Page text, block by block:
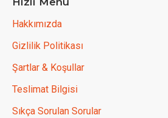
Hakkımızda
Gizlilik Politikası
Şartlar & Koşullar
Teslimat Bilgisi
Sıkça Sorulan Sorular